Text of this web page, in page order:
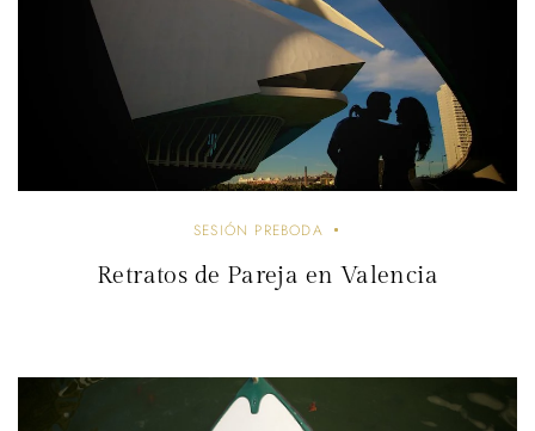
SESIÓN PREBODA
Retratos de Pareja en Valencia